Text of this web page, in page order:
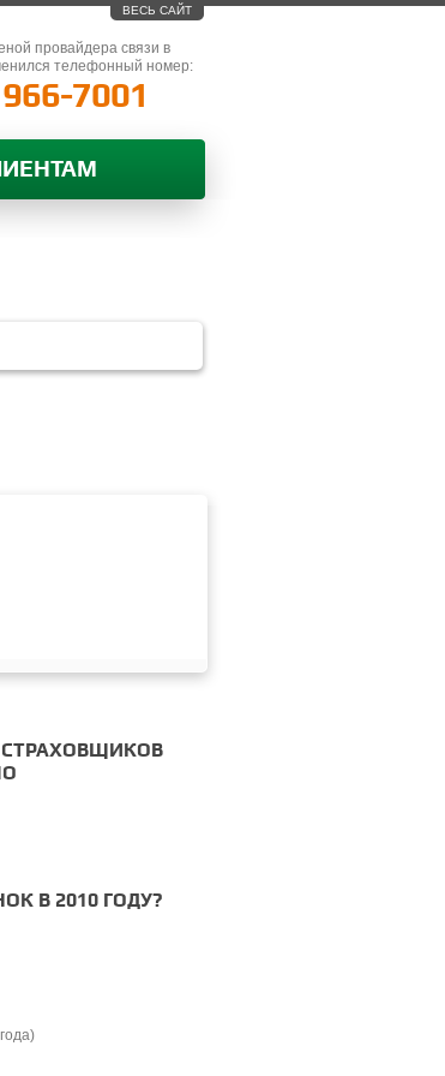
ВЕСЬ САЙТ
провайдера связи в
телефонный номер:
7001
В 2010 ГОДУ?